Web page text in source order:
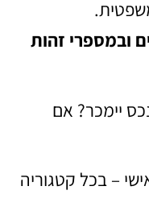
זהות
יימכר? אם
– בכל קטגוריה